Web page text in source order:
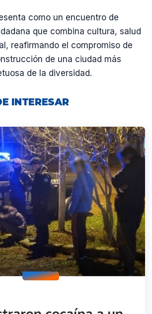
como un encuentro de
que combina cultura, salud
reafirmando el compromiso de
de una ciudad más
de la diversidad.
INTERESAR